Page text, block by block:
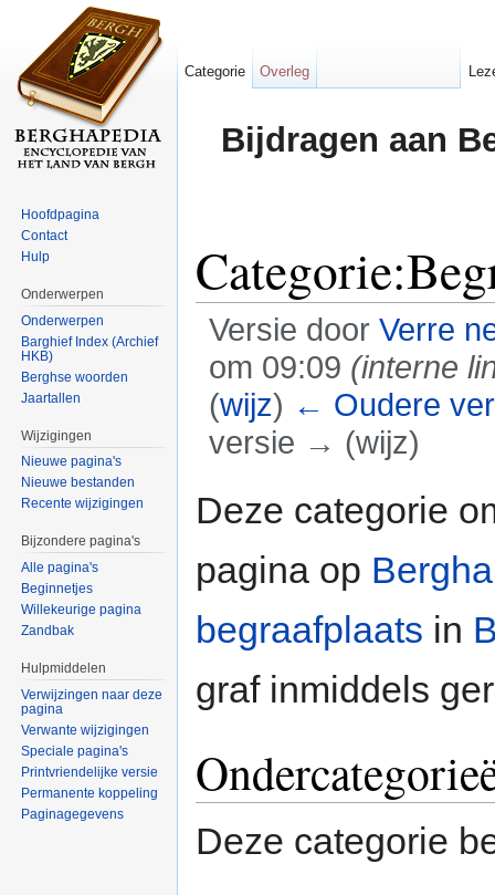
Bijdragen aan
Versie door Verre
om 09:09 (interne
(wijz) ← Oudere
versie → (wijz)
Deze categorie
pagina op
begraafplaats in
graf inmiddels
Deze categorie
Categorie Overleg
Hoofdpagina
Contact
Hulp
Onderwerpen
Onderwerpen
Barghief Index (Archief
HKB)
Berghse woorden
Jaartallen
Wijzigingen
Nieuwe pagina's
Nieuwe bestanden
Recente wijzigingen
Bijzondere pagina's
Alle pagina's
Beginnetjes
Willekeurige pagina
Zandbak
Hulpmiddelen
Verwijzingen naar deze
pagina
Verwante wijzigingen
Speciale pagina's
Printvriendelijke versie
Permanente koppeling
Paginagegevens